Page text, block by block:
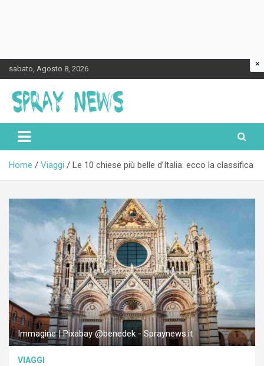
to
content
sabato, Agosto 8, 2026
Spraynews.it
Home Viaggi Le 10 chiese più belle d’Italia: ecco la classifica
Immagine | Pixabay @benedek - Spraynews.it
VIAGGI
×